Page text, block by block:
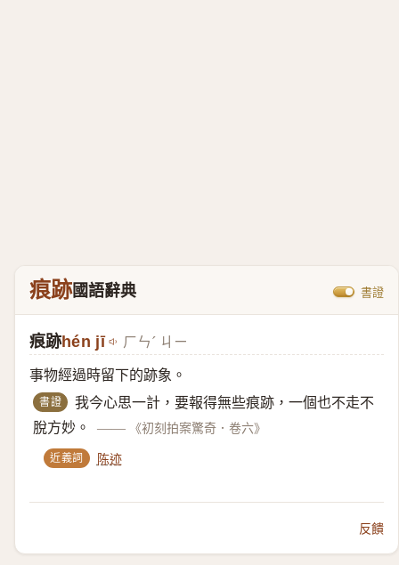
痕跡國語辭典 書證
痕跡hén jī ㄏㄣˊ ㄐㄧ
事物經過時留下的跡象。
書證
我今心思一計，要報得無些痕跡，一個也不走不
脫方妙。
—— 《初刻拍案驚奇．卷六》
近義詞 陈迹
反饋